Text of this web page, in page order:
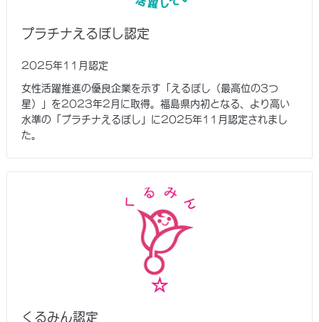
プラチナえるぼし認定
2025年11月認定
女性活躍推進の優良企業を示す「えるぼし（最高位の3つ
星）」を2023年2月に取得。福島県内初となる、より高い
水準の「プラチナえるぼし」に2025年11月認定されまし
た。
くるみん認定